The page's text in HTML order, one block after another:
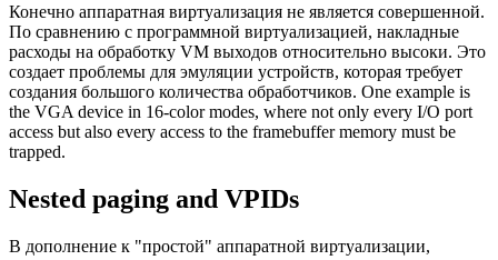
Конечно аппаратная виртуализация не является совершенной.
По сравнению с программной виртуализацией, накладные
расходы на обработку VM выходов относительно высоки. Это
создает проблемы для эмуляции устройств, которая требует
создания большого количества обработчиков. One example is
the VGA device in 16-color modes, where not only every I/O port
access but also every access to the framebuffer memory must be
trapped.
Nested paging and VPIDs
В дополнение к "простой" аппаратной виртуализации,